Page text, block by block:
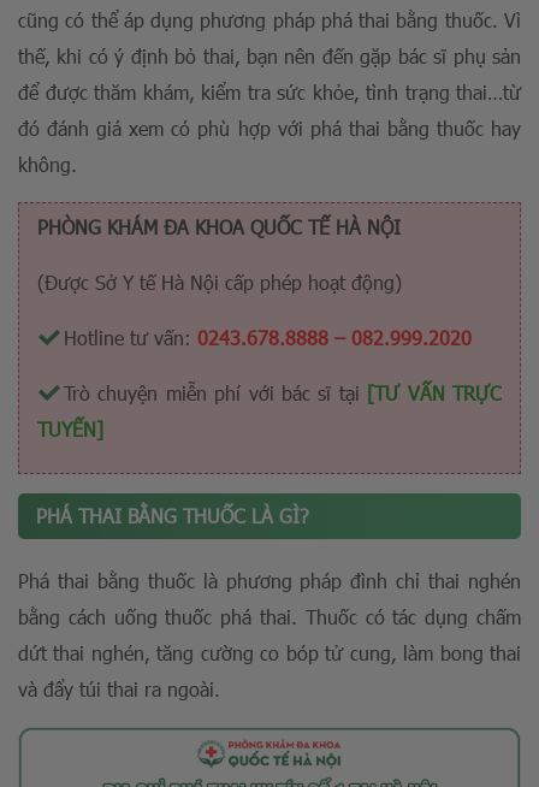
cũng có thể áp dụng phương pháp phá thai bằng thuốc. Vì
thế, khi có ý định bỏ thai, bạn nên đến gặp bác sĩ phụ sản
để được thăm khám, kiểm tra sức khỏe, tình trạng thai…từ
đó đánh giá xem có phù hợp với phá thai bằng thuốc hay
không.
PHÒNG KHÁM ĐA KHOA QUỐC TẾ HÀ NỘI
(Được Sở Y tế Hà Nội cấp phép hoạt động)
Hotline tư vấn: 0243.678.8888 – 082.999.2020
Trò chuyện miễn phí với bác sĩ tại [TƯ VẤN TRỰC
TUYẾN]
PHÁ THAI BẰNG THUỐC LÀ GÌ?
Phá thai bằng thuốc là phương pháp đình chỉ thai nghén
bằng cách uống thuốc phá thai. Thuốc có tác dụng chấm
dứt thai nghén, tăng cường co bóp tử cung, làm bong thai
và đẩy túi thai ra ngoài.